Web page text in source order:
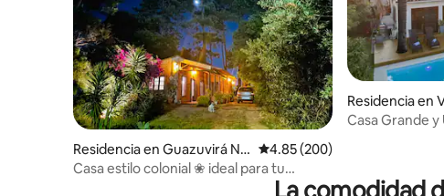
Residencia en Guazuvirá Nu
evo
Calificación promedio: 4.85
4.85 (200)
Casa estilo colonial ❀ ideal para tu
Residencia en
Casa Grande y